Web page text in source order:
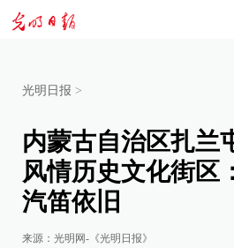
光明日报 >
内蒙古自治区扎兰
风情历史文化街区
汽笛依旧
来源： 光明网-《光明日报》